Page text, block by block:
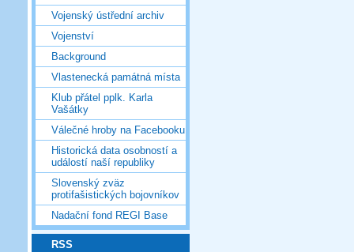
Vojenský ústřední archiv
Vojenství
Background
Vlastenecká památná místa
Klub přátel pplk. Karla
Vašátky
Válečné hroby na Facebooku
Historická data osobností a
událostí naší republiky
Slovenský zväz
protifašistických bojovníkov
Nadační fond REGI Base
RSS